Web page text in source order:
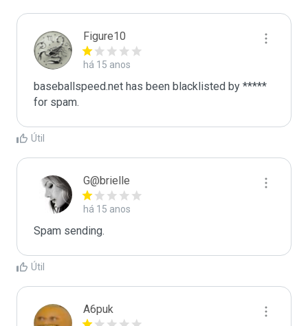
Figure10
há 15 anos
baseballspeed.net has been blacklisted by *****
for spam.
Útil
G@brielle
há 15 anos
Spam sending.
Útil
A6puk